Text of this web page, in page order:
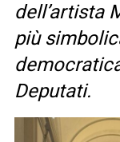
dell’artista
più
Deputati.